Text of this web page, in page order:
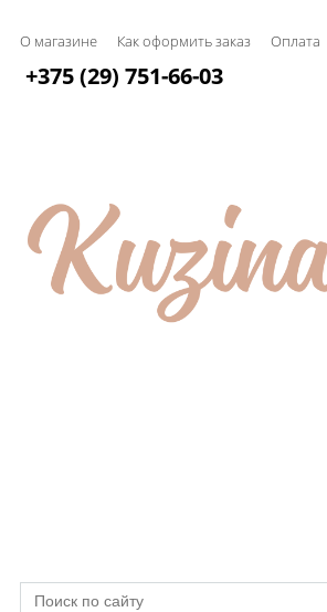
О магазине Как оформить заказ Оплата
+375 (29) 751-66-03